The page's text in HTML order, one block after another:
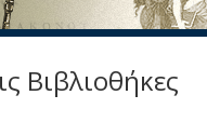
Βιβλιοθήκες